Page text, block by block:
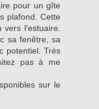
pour un gîte
plafond. Cette
l'estuaire.
sa fenêtre, sa
potentiel. Très
pas à me
sur le